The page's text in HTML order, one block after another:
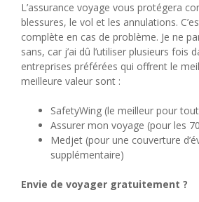
L’assurance voyage vous protégera
blessures, le vol et les annulations.
complète en cas de problème. Je ne
sans, car j’ai dû l’utiliser plusieurs fois
entreprises préférées qui offrent le
meilleure valeur sont :
SafetyWing (le meilleur pour
Assurer mon voyage (pour les
Medjet (pour une couverture
supplémentaire)
Envie de voyager gratuitement ?